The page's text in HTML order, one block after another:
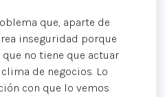
que, aparte de
inseguridad porque
no tiene que actuar
de negocios. Lo
con que lo vemos